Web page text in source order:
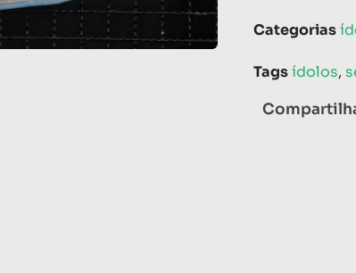
Categorias
Tagsídolos,